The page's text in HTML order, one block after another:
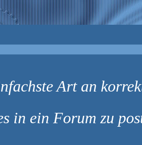
Art an
in ein Forum zu